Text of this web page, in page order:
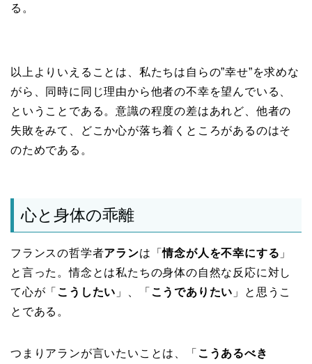
る。
以上よりいえることは、私たちは自らの”幸せ”を求めな
がら、同時に同じ理由から他者の不幸を望んでいる、
ということである。意識の程度の差はあれど、他者の
失敗をみて、どこか心が落ち着くところがあるのはそ
のためである。
心と身体の乖離
フランスの哲学者アランは「情念が人を不幸にする 」
と言った。情念とは私たちの身体の自然な反応に対し
て心が「 こうしたい 」、「 こうでありたい 」と思うこ
とである。
つまりアランが言いたいことは、「 こうあるべき